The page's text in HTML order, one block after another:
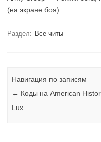
(на экране боя)
Раздел: Все читы
Навигация по записям
← Коды на American
Lux